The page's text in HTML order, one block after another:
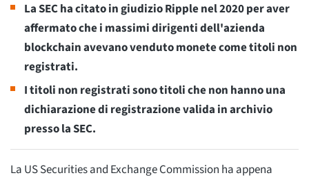
La SEC ha citato in giudizio Ripple nel 2020 per aver
affermato che i massimi dirigenti dell'azienda
blockchain avevano venduto monete come titoli non
registrati.
I titoli non registrati sono titoli che non hanno una
dichiarazione di registrazione valida in archivio
presso la SEC.
La US Securities and Exchange Commission ha appena